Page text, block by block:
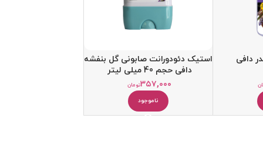
دافی
استیک دئودورانت صابونی گل بنفشه
دافی حجم 40 میلی لیتر
تومان۳۵۷,۰۰۰
ناموجود